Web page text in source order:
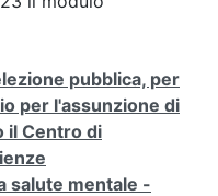
pubblica, per
per l'assunzione di
il Centro di
salute mentale -